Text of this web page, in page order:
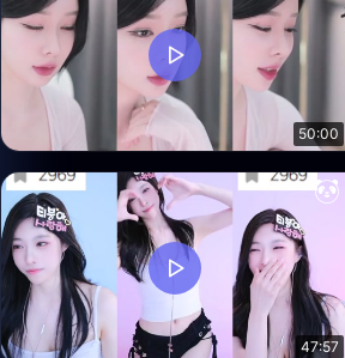
50:00
47:57